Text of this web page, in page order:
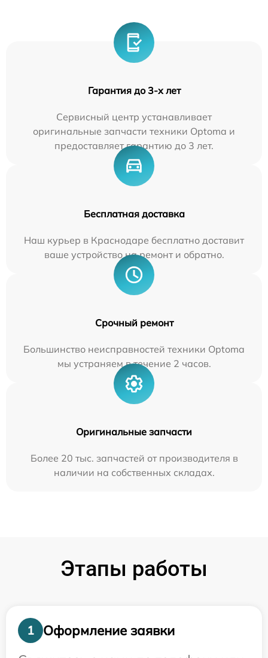
Гарантия до 3-х лет
Сервисный центр устанавливает
оригинальные запчасти техники Optoma и
предоставляет гарантию до 3 лет.
Бесплатная доставка
Наш курьер в Краснодаре бесплатно доставит
ваше устройство на ремонт и обратно.
Срочный ремонт
Большинство неисправностей техники Optoma
мы устраняем в течение 2 часов.
Оригинальные запчасти
Более 20 тыс. запчастей от производителя в
наличии на собственных складах.
Этапы работы
1
Оформление заявки